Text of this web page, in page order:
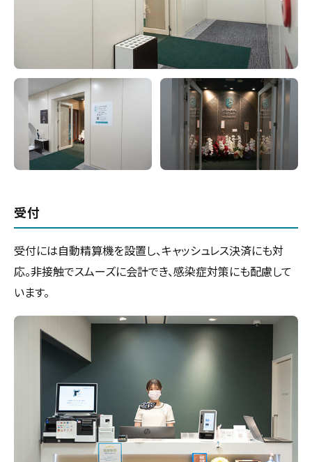
受付
受付には自動精算機を設置し、キャッシュレス決済にも対
応。非接触でスムーズに会計でき、感染症対策にも配慮して
います。